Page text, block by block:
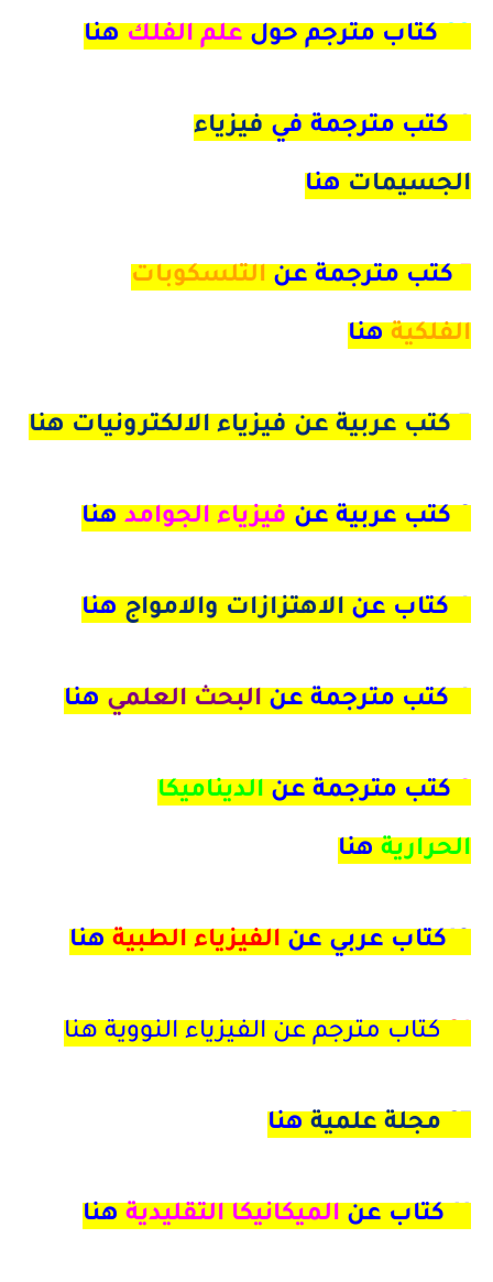
كتاب مترجم حول علم الفلك هنا
فيزياء
الجسيمات هنا
كتب مترجمة عن التلسكوبات
الفلكية هنا
فيزياء الجوامد هنا
كتاب عن الاهتزازات والامواج هنا
البحث العلمي هنا
كتب مترجمة عن الديناميكا
الحرارية هنا
الفيزياء الطبية هنا
كتاب مترجم عن الفيزياء النووية هنا
مجلة علمية هنا
الميكانيكا التقليدية هنا